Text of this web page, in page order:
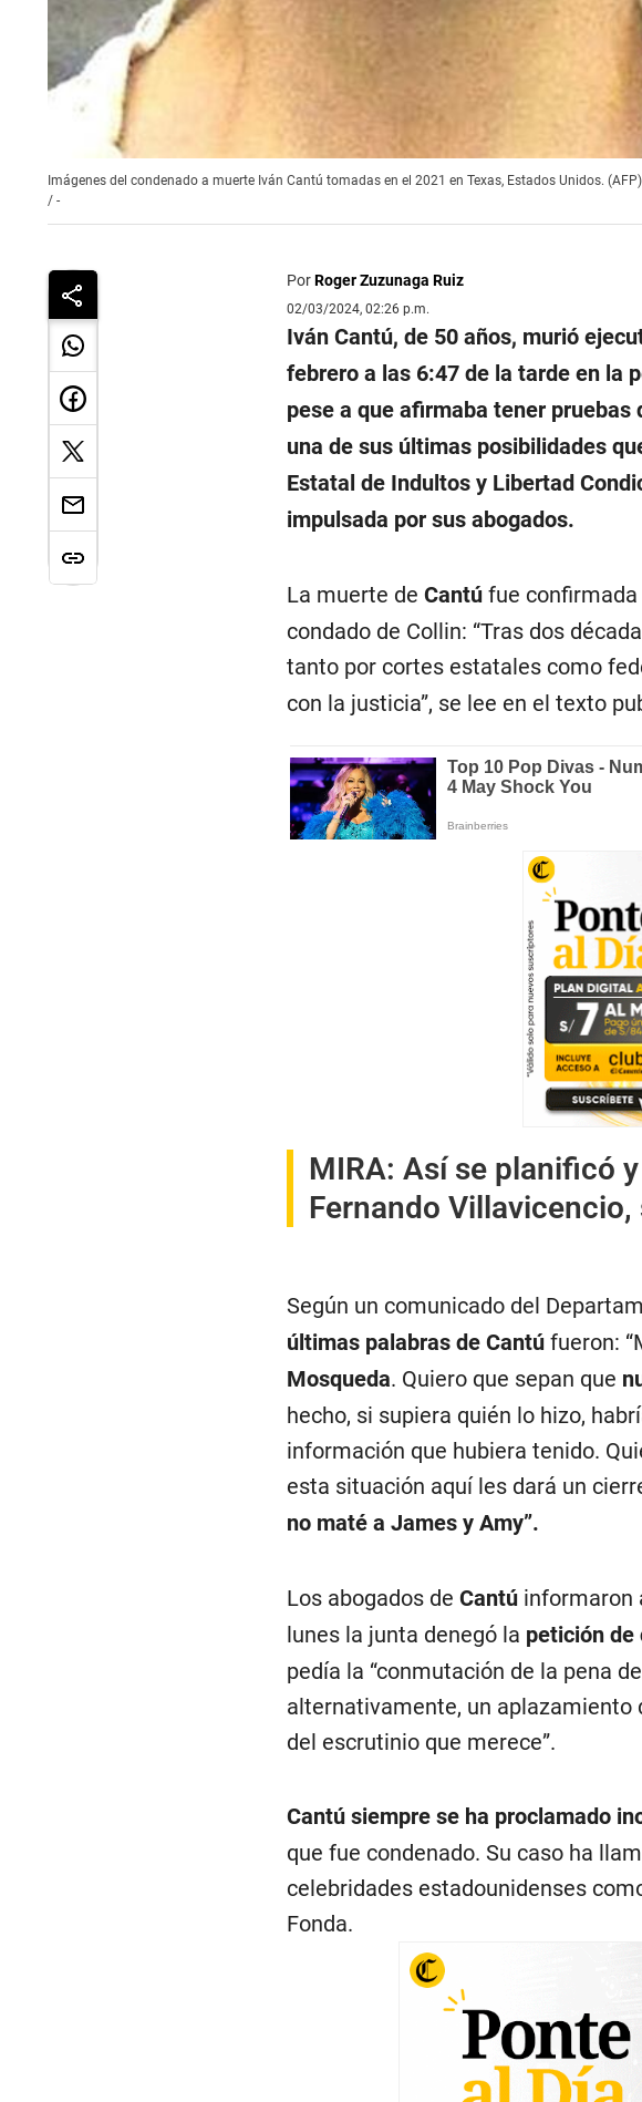
Imágenes del condenado a muerte Iván Cantú tomadas en el 2021 en Texas, Estados Unidos.
/ -
PorRoger Zuzunaga Ruiz
02/03/2024, 02:26 p.m.
Iván Cantú, de 50 años, murió
febrero a las 6:47 de la tarde en la
pese a que afirmaba tener pruebas
una de sus últimas posibilidades
Estatal de Indultos y Libertad
impulsada por sus abogados.
La muerte de Cantú fue
condado de Collin: “Tras dos
tanto por cortes estatales como
con la justicia”, se lee en el texto
MIRA: Así se planificó
Fernando
Según un comunicado del
últimas palabras de Cantúfueron:
Mosqueda. Quiero que sepan que
hecho, si supiera quién lo hizo,
información que hubiera tenido.
esta situación aquí les dará un
no maté a James y Amy”.
Los abogados de Cantú informaron
lunes la junta denegó la petición de
pedía la “conmutación de la pena
alternativamente, un aplazamiento
del escrutinio que merece”.
Cantú siempre se ha proclamado
que fue condenado. Su caso ha
celebridades estadounidenses
Fonda.